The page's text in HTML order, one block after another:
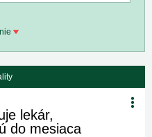
lekár,
do mesiaca